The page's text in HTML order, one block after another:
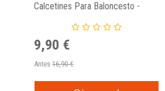
Calcetines Para Baloncesto -
Magic Johnson
9,90 €
Antes 16,90 €